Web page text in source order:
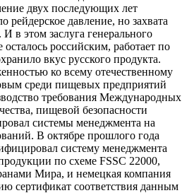
двух последующих лет
рейдерское давление, но захвата
в этом заслуга генерального
российским, работает по
вкус русского продукта.
ко всему отечественному
среди пищевых предприятий
требования Международных
пищевой безопасности
системы менеджмента на
В октябре прошлого года
систему менеджмента
по схеме FSSC 22000,
Мира, и немецкая компания
сертификат соответствия данным